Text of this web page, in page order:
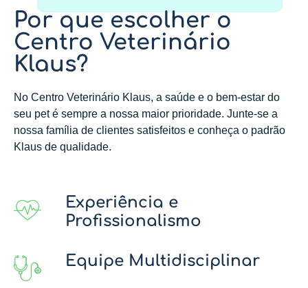
Por que escolher o
Centro Veterinário
Klaus?
No Centro Veterinário Klaus, a saúde e o bem-estar do
seu pet é sempre a nossa maior prioridade. Junte-se a
nossa família de clientes satisfeitos e conheça o padrão
Klaus de qualidade.
Experiência e
Profissionalismo
Equipe Multidisciplinar